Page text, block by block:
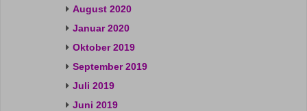
August 2020
Januar 2020
Oktober 2019
September 2019
Juli 2019
Juni 2019